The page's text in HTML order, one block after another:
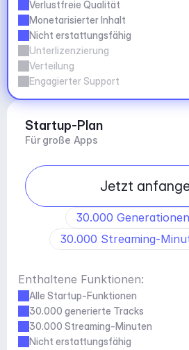
Verlustfreie Qualität
Monetarisierter Inhalt
Nicht erstattungsfähig
Unterlizenzierung
Verteilung
Engagierter Support
Startup-Plan
Für große Apps
Jetzt
30.000
30.000 Streaming-
Enthaltene Funktionen:
Alle Startup-Funktionen
30.000 generierte Tracks
30.000 Streaming-Minuten
Nicht erstattungsfähig